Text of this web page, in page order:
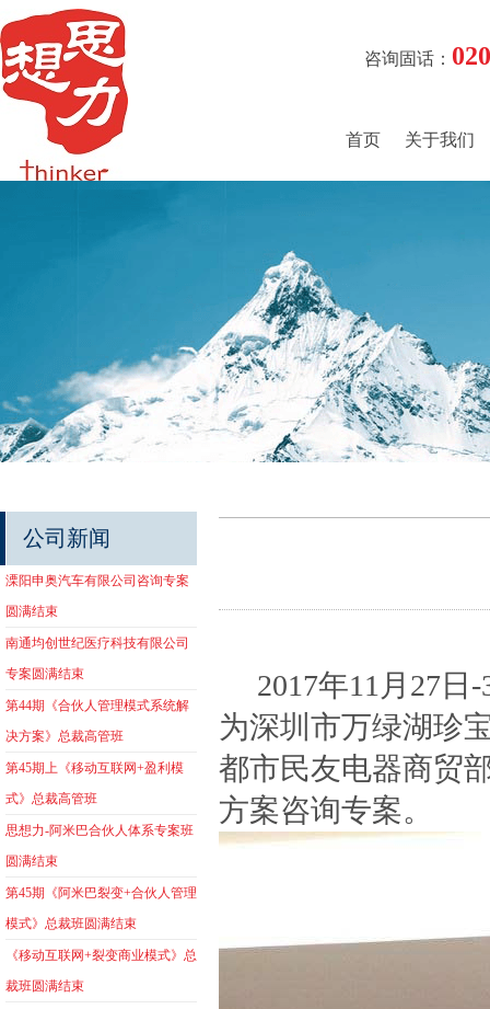
咨询固话：
首页 关于我们
公司新闻
溧阳申奥汽车有限公司咨询专案
圆满结束
南通均创世纪医疗科技有限公司
专案圆满结束
第44期《合伙人管理模式系统解
决方案》总裁高管班
第45期上《移动互联网+盈利模
式》总裁高管班
思想力-阿米巴合伙人体系专案班
圆满结束
第45期《阿米巴裂变+合伙人管理
模式》总裁班圆满结束
《移动互联网+裂变商业模式》总
裁班圆满结束
2017年11月27日-
为深圳市万绿湖珍
都市民友电器商贸
方案咨询专案。